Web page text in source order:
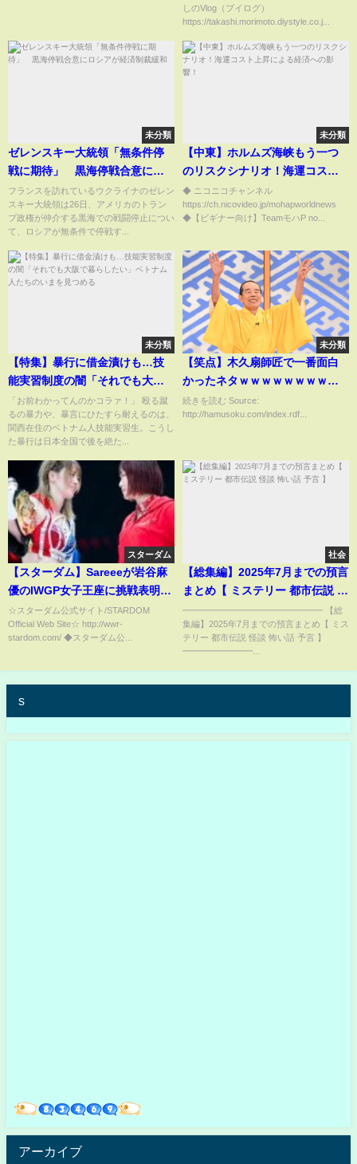
鶴市議会の資料にあった監査資
料の中身が問題だらけ 舞鶴市
は意図的に公文書を改ざんでき
る仕組みであった事が判明
しのVlog（ブイログ）
https://takashi.morimoto.diystyle.co.j...
未分類
ゼレンスキー大統領「無条件停
戦に期待」 黒海停戦合意にロ
シアが経済制裁緩和
フランスを訪れているウクライナのゼレン
スキー大統領は26日、アメリカのトラン
プ政権が仲介する黒海での戦闘停止につい
て、ロシアが無条件で停戦す...
未分類
【中東】ホルムズ海峡もう一つ
のリスクシナリオ！海運コスト
上昇による経済への影響！
◆ ニコニコチャンネル
https://ch.nicovideo.jp/mohapworldnews
◆【ビギナー向け】TeamモハP no...
未分類
【特集】暴行に借金漬けも…技
能実習制度の闇「それでも大阪
で暮らしたい」ベトナム人たち
のいまを見つめる
「お前わかってんのかコラァ！」 殴る蹴
るの暴力や、暴言にひたすら耐えるのは、
関西在住のベトナム人技能実習生。こうし
た暴行は日本全国で後を絶た...
未分類
【笑点】木久扇師匠で一番面白
かったネタｗｗｗｗｗｗｗｗｗ
ｗ
続きを読む Source:
http://hamusoku.com/index.rdf...
スターダム
【スターダム】Sareeeが岩谷麻
優のIWGP女子王座に挑戦表明！
『数年前からいつでも私はアナ
タとやる覚悟できてました
よ』-3.9横浜武道館大会-
☆スターダム公式サイト/STARDOM
Official Web Site☆ http://wwr-
stardom.com/ ◆スターダム公...
社会
【総集編】2025年7月までの預言
まとめ【 ミステリー 都市伝説 怪
談 怖い話 予言 】
━━━━━━━━━━━━━━━━ 【総
集編】2025年7月までの預言まとめ【 ミス
テリー 都市伝説 怪談 怖い話 予言 】
━━━━━━━━...
s
アーカイブ